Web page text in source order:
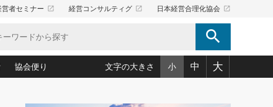
者セミナー launch 経営コンサルティグ launch 日本経営合理化協会 launch
search
協会便り 文字の大きさ 小 中 大